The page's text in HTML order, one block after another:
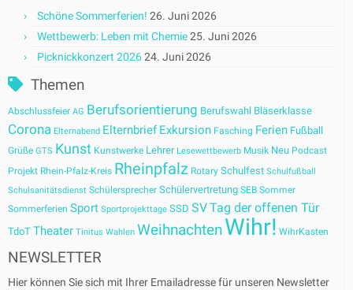
Schöne Sommerferien! 26. Juni 2026
Wettbewerb: Leben mit Chemie25. Juni 2026
Picknickkonzert 202624. Juni 2026
Themen
Abschlussfeier AG Berufsorientierung Berufswahl Bläserklasse
Corona Elternabend Elternbrief Exkursion Fasching Ferien Fußball
Grüße GTS Kunst Kunstwerke Lehrer Lesewettbewerb Musik Neu Podcast
Projekt Rhein-Pfalz-Kreis Rheinpfalz Rotary Schulfest Schulfußball
Schulsanitätsdienst Schülersprecher Schülervertretung SEB Sommer
Sommerferien Sport Sportprojekttage SSD SVTag der offenen Tür
TdoT Theater Tinitus Wahlen WeihnachtenWihr! WihrKasten
NEWSLETTER
Hier können Sie sich mit Ihrer Emailadresse für unseren Newsletter